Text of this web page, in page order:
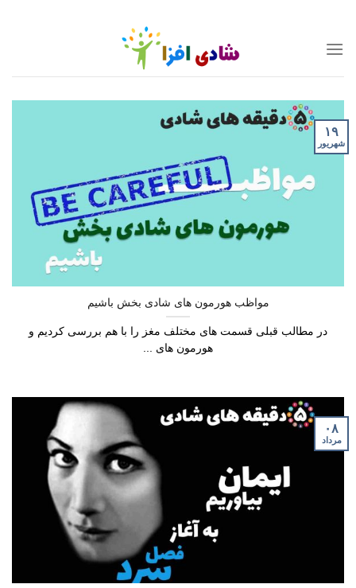
content
مواظب هورمون های شادی بخش باشیم
در مطالب قبلی قسمت های مختلف مغز را با هم بررسی کردیم و
هورمون های ...
۱۹
شهریور
۰۸
مرداد